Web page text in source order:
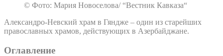
© Фото: Мария Новоселова/ “Вестник Кавказа“
Александро-Невский храм в Гяндже – один из старейших
православных храмов, действующих в Азербайджане.
Оглавление